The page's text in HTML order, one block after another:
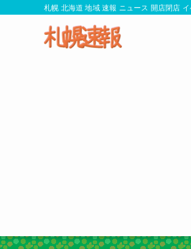
札幌 北海道 地域 速報 ニュース 開店閉店 イ